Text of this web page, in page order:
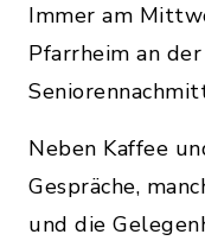
Immer am
Pfarrheim an
Neben Kaffee
Gespräche,
und die